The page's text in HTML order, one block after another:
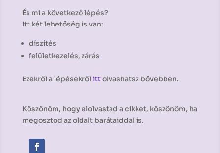
És mi a következő lépés?
Itt két lehetőség is van:
díszítés
felületkezelés, zárás
Ezekről a lépésekről ittolvashatsz bővebben.
Köszönöm, hogy elolvastad a cikket, köszönöm, ha
megosztod az oldalt barátaiddal is.